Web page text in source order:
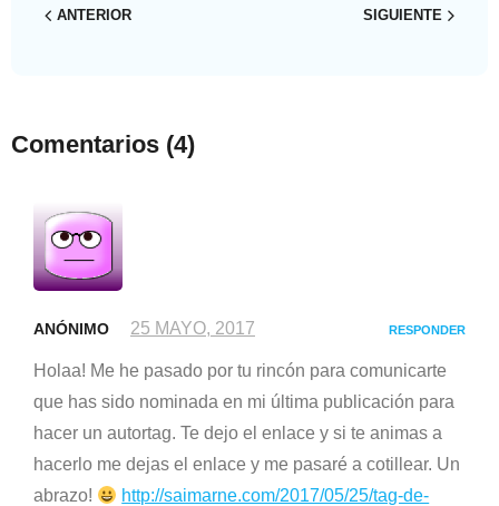
ANTERIOR SIGUIENTE
Comentarios (4)
ANÓNIMO 25 MAYO, 2017 RESPONDER
Holaa! Me he pasado por tu rincón para comunicarte
que has sido nominada en mi última publicación para
hacer un autortag. Te dejo el enlace y si te animas a
hacerlo me dejas el enlace y me pasaré a cotillear. Un
abrazo!
http://saimarne.com/2017/05/25/tag-de-